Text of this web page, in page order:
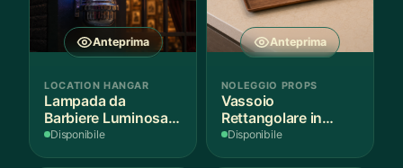
Anteprima
LOCATION HANGAR
Lampada da
Barbiere Luminosa
Rotante
Disponibile
Anteprima
NOLEGGIO PROPS
Vassoio
Rettangolare in
Legno Scuro
Disponibile